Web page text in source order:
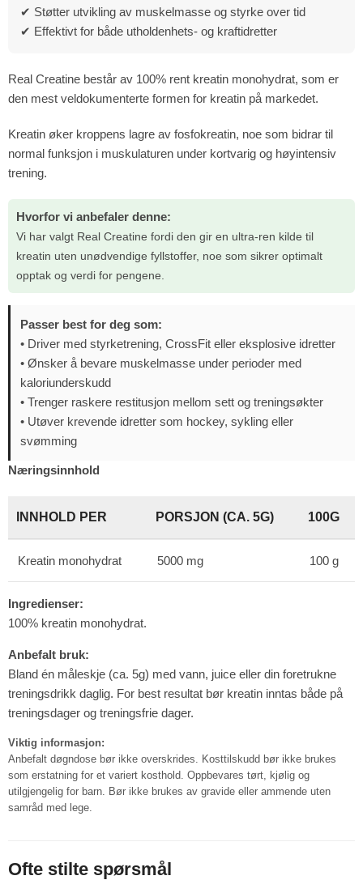
✔ Støtter utvikling av muskelmasse og styrke over tid
✔ Effektivt for både utholdenhets- og kraftidretter
Real Creatine består av 100% rent kreatin monohydrat, som er
den mest veldokumenterte formen for kreatin på markedet.
Kreatin øker kroppens lagre av fosfokreatin, noe som bidrar til
normal funksjon i muskulaturen under kortvarig og høyintensiv
trening.
Hvorfor vi anbefaler denne:
Vi har valgt Real Creatine fordi den gir en ultra-ren kilde til
kreatin uten unødvendige fyllstoffer, noe som sikrer optimalt
opptak og verdi for pengene.
Passer best for deg som:
• Driver med styrketrening, CrossFit eller eksplosive idretter
• Ønsker å bevare muskelmasse under perioder med
kaloriunderskudd
• Trenger raskere restitusjon mellom sett og treningsøkter
• Utøver krevende idretter som hockey, sykling eller
svømming
Næringsinnhold
INNHOLD PER PORSJON (CA. 5G) 100G
Kreatin monohydrat 5000 mg 100 g
Ingredienser:
100% kreatin monohydrat.
Anbefalt bruk:
Bland én måleskje (ca. 5g) med vann, juice eller din foretrukne
treningsdrikk daglig. For best resultat bør kreatin inntas både på
treningsdager og treningsfrie dager.
Viktig informasjon:
Anbefalt døgndose bør ikke overskrides. Kosttilskudd bør ikke brukes
som erstatning for et variert kosthold. Oppbevares tørt, kjølig og
utilgjengelig for barn. Bør ikke brukes av gravide eller ammende uten
samråd med lege.
Ofte stilte spørsmål